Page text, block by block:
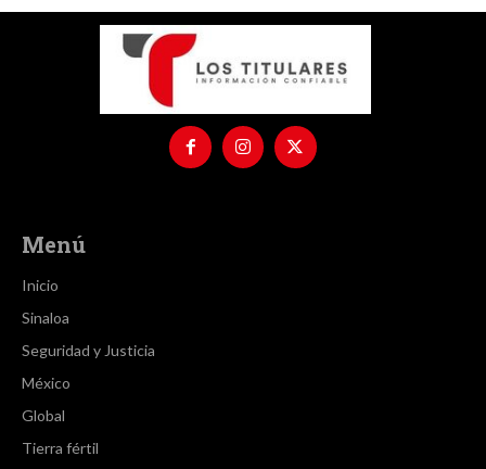
Menú
Inicio
Sinaloa
Seguridad y Justicia
México
Global
Tierra fértil